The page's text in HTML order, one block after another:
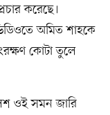
করেছে।
অমিত শাহকে
কোটা তুলে
ওই সমন জারি